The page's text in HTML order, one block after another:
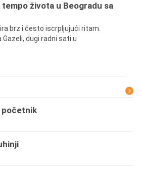
života u Beogradu sa
brz i često iscrpljujući ritam.
dugi radni sati u